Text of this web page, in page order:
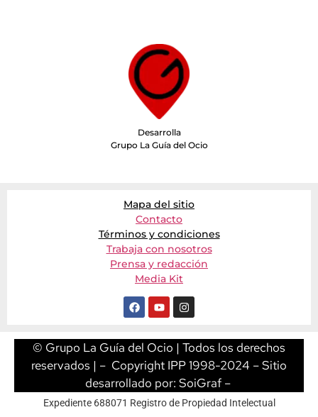
Desarrolla
Grupo La Guía del Ocio
Mapa del sitio
Contacto
Términos y condiciones
Trabaja con nosotros
Prensa y redacción
Media Kit
© Grupo La Guía del Ocio | Todos los derechos
reservados | – Copyright IPP 1998-2024 – Sitio
desarrollado por: SoiGraf–
Expediente 688071 Registro de Propiedad Intelectual